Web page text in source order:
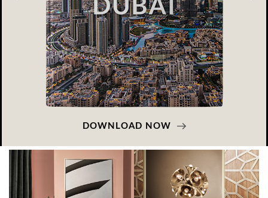
DOWNLOAD NOW